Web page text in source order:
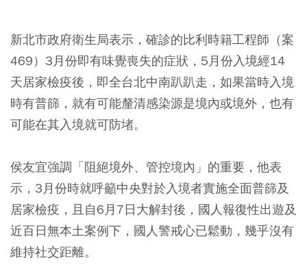
新北市政府衛生局表示，確診的比利時籍工程師（案
469）3月份即有味覺喪失的症狀，5月份入境經14
天居家檢疫後，即全台北中南趴趴走，如果當時入境
時有普篩，就有可能釐清感染源是境內或境外，也有
可能在其入境就可防堵。
侯友宜強調「阻絕境外、管控境內」的重要，他表
示，3月份時就呼籲中央對於入境者實施全面普篩及
居家檢疫，且自6月7日大解封後，國人報復性出遊及
近百日無本土案例下，國人警戒心已鬆動，幾乎沒有
維持社交距離。